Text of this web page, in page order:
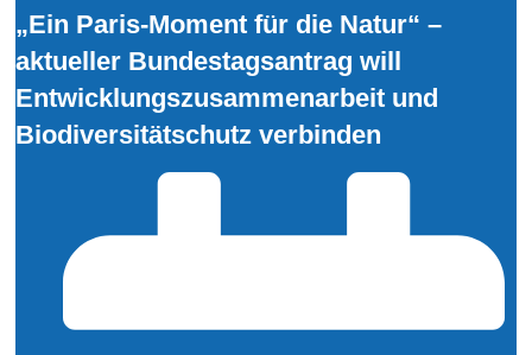
„Ein Paris-Moment für die Natur“ –
aktueller Bundestagsantrag will
Entwicklungszusammenarbeit und
Biodiversitätschutz verbinden